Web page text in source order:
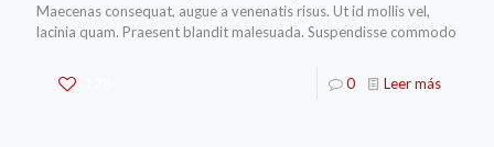
Maecenas consequat, augue a venenatis risus. Ut id mollis vel,
lacinia quam. Praesent blandit malesuada. Suspendisse commodo
0 Leer más